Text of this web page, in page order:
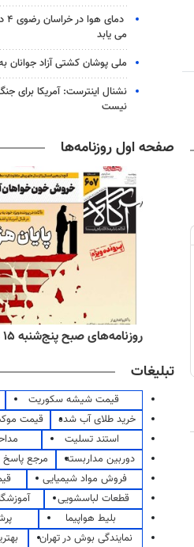
می یابد
ملی پوشان کشتی آزاد جوانان
نشنال اینترست: آمریکا برای
نیست
صفحه اول روزنامه‌ها
روزنامه‌های صبح پنج‌شنبه ۱۵ مرداد ۱۴۰۵
تبلیغات
قیمت شیشه سکوریت
خرید طلای آب شده
قیمت
استند تسلیت
دوربین مداربسته
مرجع پاسخ
فروش مواد شیمیایی
قطعات لباسشویی
بلیط هواپیما
نمایندگی بوش در تهران